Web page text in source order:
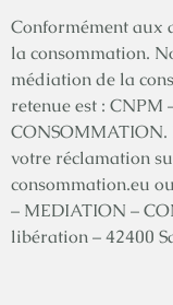
Conformément aux
la consommation.
médiation de la
retenue est :
CONSOMMATION.
votre réclamation
consommation.eu
– MEDIATION –
libération – 42400